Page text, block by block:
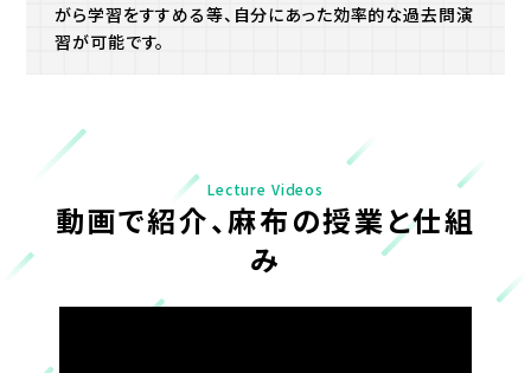
がら学習をすすめる等、自分にあった効率的な過去問演
習が可能です。
Lecture Videos
動画で紹介、麻布の授業と仕組
み